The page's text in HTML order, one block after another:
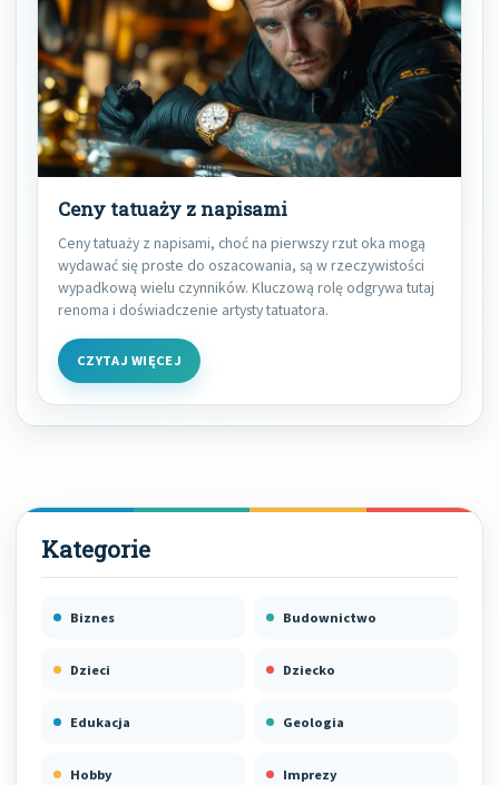
Ceny tatuaży z napisami
Ceny tatuaży z napisami, choć na pierwszy rzut oka mogą
wydawać się proste do oszacowania, są w rzeczywistości
wypadkową wielu czynników. Kluczową rolę odgrywa tutaj
renoma i doświadczenie artysty tatuatora.
CZYTAJ WIĘCEJ
Biznes Budownictwo
Dzieci Dziecko
Edukacja Geologia
Hobby Imprezy